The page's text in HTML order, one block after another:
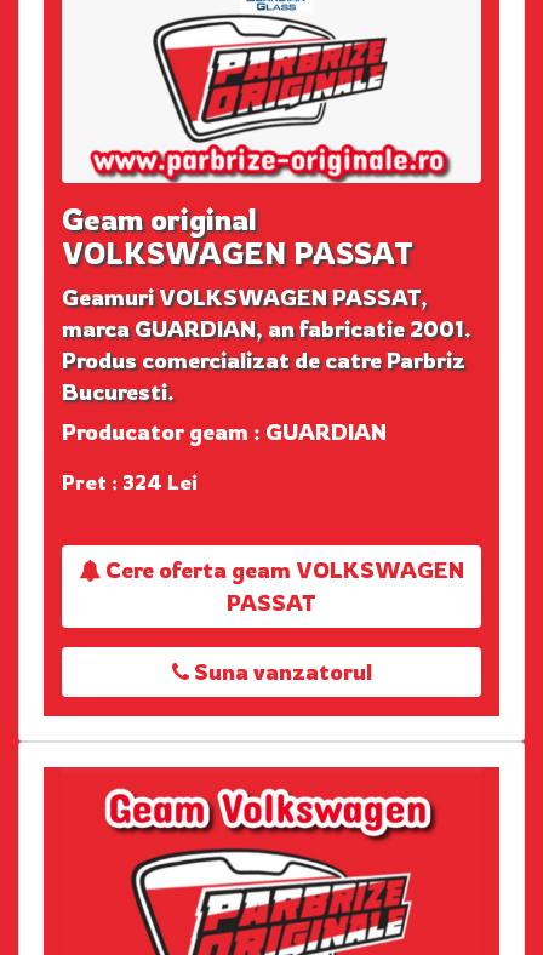
Geam original
VOLKSWAGEN PASSAT
Geamuri VOLKSWAGEN PASSAT,
marca GUARDIAN, an fabricatie 2001.
Produs comercializat de catre Parbriz
Bucuresti.
Producator geam : GUARDIAN
Pret : 324 Lei
Cere oferta geam VOLKSWAGEN
PASSAT
Suna vanzatorul